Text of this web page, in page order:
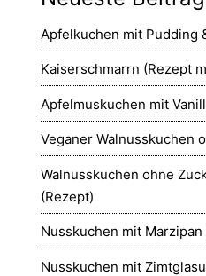
Apfelkuchen mit Pudding
Kaiserschmarrn (Rezept
Apfelmuskuchen mit
Veganer Walnusskuchen
Walnusskuchen ohne
(Rezept)
Nusskuchen mit Marzipan
Nusskuchen mit